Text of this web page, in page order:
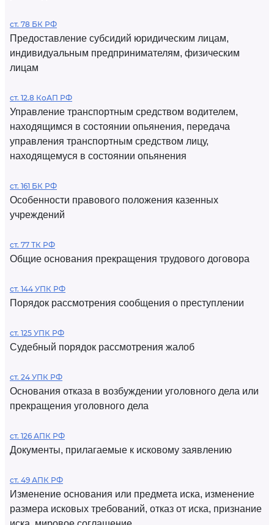
ст. 78 БК РФ
Предоставление субсидий юридическим лицам,
индивидуальным предпринимателям, физическим
лицам
ст. 12.8 КоАП РФ
Управление транспортным средством водителем,
находящимся в состоянии опьянения, передача
управления транспортным средством лицу,
находящемуся в состоянии опьянения
ст. 161 БК РФ
Особенности правового положения казенных
учреждений
ст. 77 ТК РФ
Общие основания прекращения трудового договора
ст. 144 УПК РФ
Порядок рассмотрения сообщения о преступлении
ст. 125 УПК РФ
Судебный порядок рассмотрения жалоб
ст. 24 УПК РФ
Основания отказа в возбуждении уголовного дела или
прекращения уголовного дела
ст. 126 АПК РФ
Документы, прилагаемые к исковому заявлению
ст. 49 АПК РФ
Изменение основания или предмета иска, изменение
размера исковых требований, отказ от иска, признание